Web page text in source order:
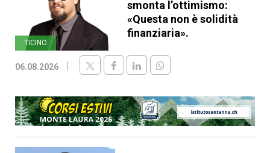
TICINO
smonta l’ottimismo:
«Questa non è solidità
finanziaria».
06.08.2026